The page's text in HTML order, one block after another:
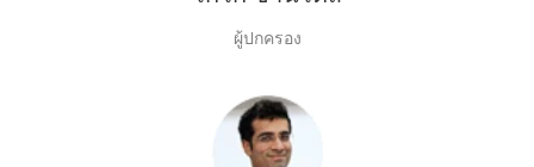
ผู้ปกครอง